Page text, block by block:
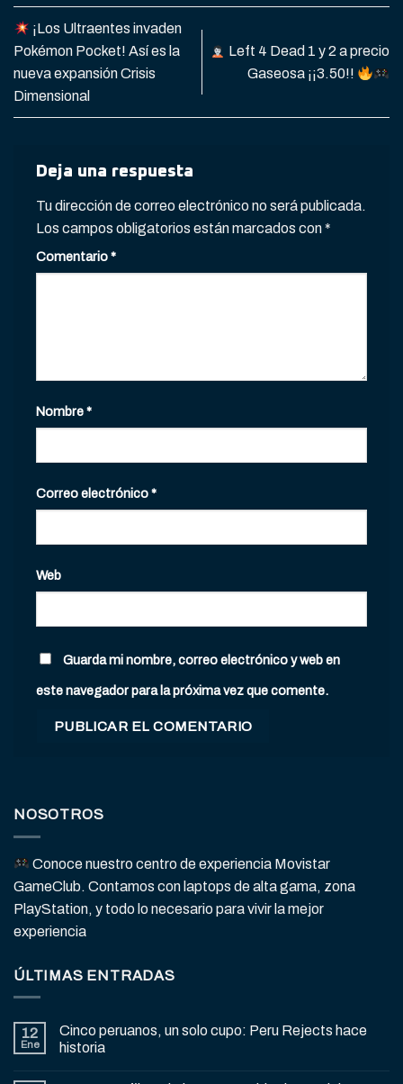
¡Los Ultraentes invaden
Pokémon Pocket! Así es la
nueva expansión Crisis
Dimensional
Left 4 Dead 1 y 2 a precio
Gaseosa ¡¡3.50!!
Deja una respuesta
Tu dirección de correo electrónico no será publicada.
Los campos obligatorios están marcados con*
Comentario*
Nombre*
Correo electrónico*
Web
Guarda mi nombre, correo electrónico y web en
este navegador para la próxima vez que comente.
NOSOTROS
Conoce nuestro centro de experiencia Movistar
GameClub. Contamos con laptops de alta gama, zona
PlayStation, y todo lo necesario para vivir la mejor
experiencia
ÚLTIMAS ENTRADAS
12
Ene
Cinco peruanos, un solo cupo: Peru Rejects hace
historia